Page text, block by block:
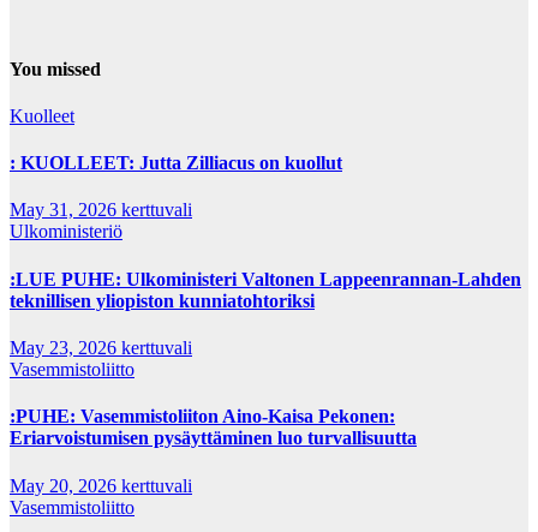
You missed
Kuolleet
: KUOLLEET: Jutta Zilliacus on kuollut
May 31, 2026 kerttuvali
Ulkoministeriö
:LUE PUHE: Ulkoministeri Valtonen Lappeenrannan-Lahden
teknillisen yliopiston kunniatohtoriksi
May 23, 2026 kerttuvali
Vasemmistoliitto
:PUHE: Vasemmistoliiton Aino-Kaisa Pekonen:
Eriarvoistumisen pysäyttäminen luo turvallisuutta
May 20, 2026 kerttuvali
Vasemmistoliitto